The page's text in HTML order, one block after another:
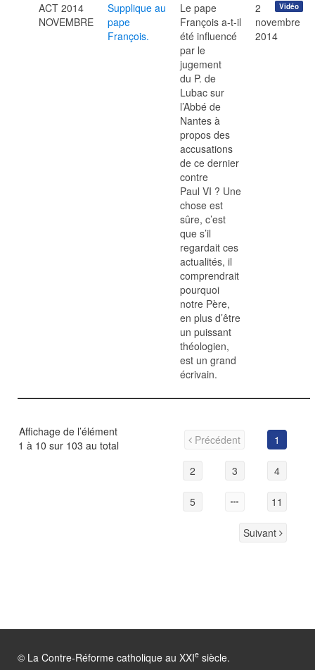
ACT 2014
NOVEMBRE
Supplique au
pape
François.
Le pape
François a-t-il
été influencé
par le
jugement
du P. de
Lubac sur
l’Abbé de
Nantes à
propos des
accusations
de ce dernier
contre
Paul VI ? Une
chose est
sûre, c’est
que s’il
regardait ces
actualités, il
comprendrait
pourquoi
notre Père,
en plus d’être
un puissant
théologien,
est un grand
écrivain.
Vidéo
2
novembre
2014
Affichage de l’élément
1 à 10 sur 103 au total
Précédent 1
2 3 4
5 11
Suivant
© La Contre-Réforme catholique au XXIe siècle.